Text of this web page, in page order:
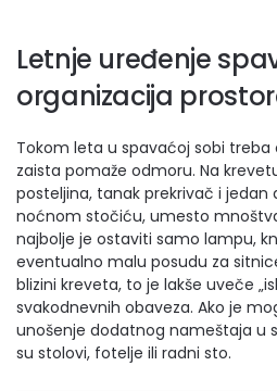
Letnje uređenje
organizacija
Tokom leta u spavaćoj sobi
zaista pomaže odmoru. Na
posteljina, tanak prekrivač i jedan
noćnom stočiću, umesto
najbolje je ostaviti samo lampu,
eventualno malu posudu za
blizini kreveta, to je lakše uveče
svakodnevnih obaveza. Ako je
unošenje dodatnog nameštaja u
su stolovi, fotelje ili radni sto.